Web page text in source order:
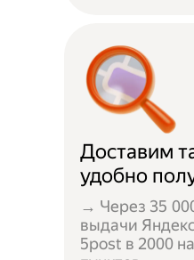
Доставим
удобно
→ Через 35
выдачи
5post в 2000